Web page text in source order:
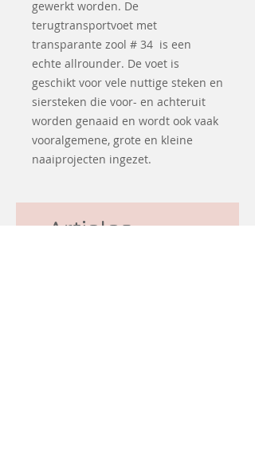
gewerkt worden. De
terugtransportvoet met
transparante zool # 34 is een
echte allrounder. De voet is
geschikt voor vele nuttige steken en
siersteken die voor- en achteruit
worden genaaid en wordt ook vaak
vooralgemene, grote en kleine
naaiprojecten ingezet.
Articles